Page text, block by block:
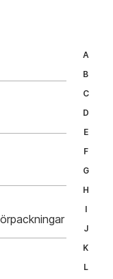
A
B
C
D
E
F
G
H
I
J
K
L